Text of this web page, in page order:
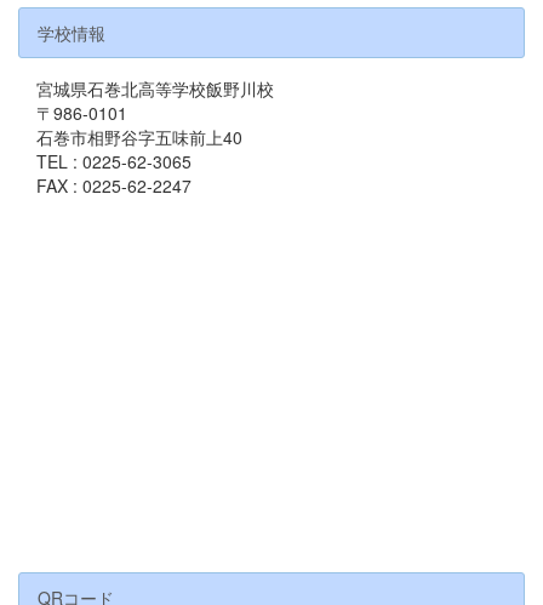
学校情報
宮城県石巻北高等学校飯野川校
〒986-0101
石巻市相野谷字五味前上40
TEL : 0225-62-3065
FAX : 0225-62-2247
QRコード